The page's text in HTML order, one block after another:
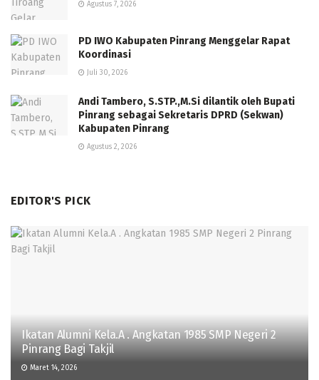
Agustus 7, 2026
PD IWO Kabupaten Pinrang Menggelar Rapat
Koordinasi
Juli 30, 2026
Andi Tambero, S.STP.,M.Si dilantik oleh Bupati
Pinrang sebagai Sekretaris DPRD (Sekwan)
Kabupaten Pinrang
Agustus 2, 2026
EDITOR'S PICK
Ikatan Alumni Kela.A . Angkatan 1985 SMP Negeri 2
Pinrang Bagi Takjil
Maret 14, 2026